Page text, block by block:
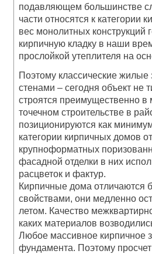
подавляющем большинстве
части относятся к
вес монолитных конструкций
кирпичную кладку в наши
прослойкой утеплителя на
Поэтому классические
стенами – сегодня объект не
строятся преимущественно
точечном строительстве в
позиционируются как
категории кирпичных домов
крупноформатных
фасадной отделки в них
расцветок и фактур.
Кирпичные дома отличаются
свойствами, они медленно
летом. Качество
каких материалов
Любое массивное кирпичное
фундамента. Поэтому